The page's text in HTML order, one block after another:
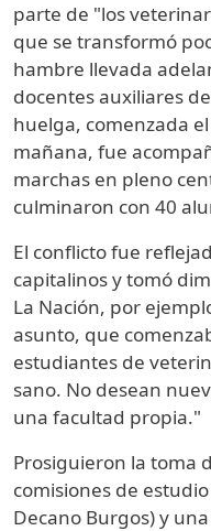
parte de "los
que se transformó
hambre llevada
docentes auxiliares
huelga, comenzada
mañana, fue
marchas en pleno
culminaron con 40
El conflicto fue
capitalinos y tomó
La Nación, por
asunto, que
estudiantes de
sano. No desean
una facultad propia."
Prosiguieron la toma
comisiones de
Decano Burgos) y